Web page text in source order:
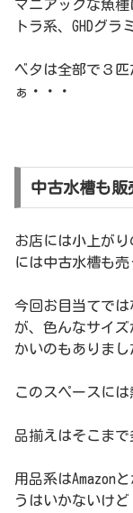
マニアックな魚
トラ系、GHDグラ
ベタは全部で３
ぁ・・・
中古水槽も販
お店には小上が
には中古水槽も売
今回お目当てで
が、色んなサイ
かいのもありまし
このスペースには
品揃えはそこまで
用品系はAmazon
うはいかないけど